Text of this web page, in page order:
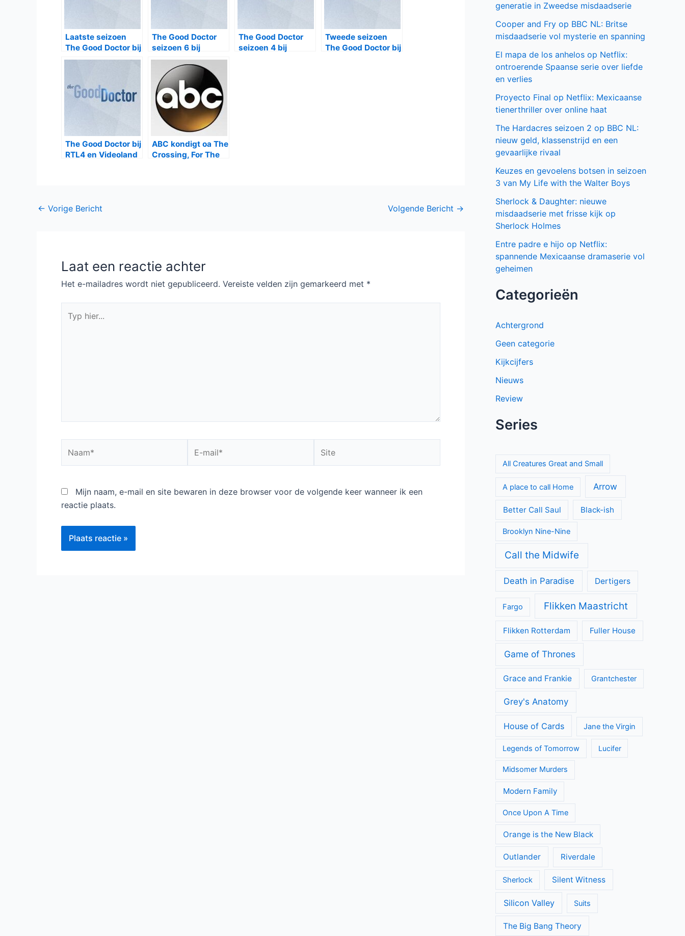
Laatste seizoen
The Good Doctor bij
Videoland
The Good Doctor
seizoen 6 bij
Videoland
The Good Doctor
seizoen 4 bij
Tweede seizoen
The Good Doctor bij
The Good Doctor bij
RTL4 en Videoland
ABC kondigt oa The
Crossing, For The
Bericht
← Vorige Bericht Volgende Bericht →
Laat een reactie achter
Het e-mailadres wordt niet gepubliceerd. Vereiste velden zijn gemarkeerd met *
hier...
mail*
Mijn naam, e-mail en site bewaren in deze browser voor de volgende keer wanneer ik een
reactie plaats.
generatie in Zweedse misdaadserie
Cooper and Fry op BBC NL: Britse
misdaadserie vol mysterie en spanning
El mapa de los anhelos op Netflix:
ontroerende Spaanse serie over liefde
en verlies
Proyecto Final op Netflix: Mexicaanse
tienerthriller over online haat
The Hardacres seizoen 2 op BBC NL:
nieuw geld, klassenstrijd en een
gevaarlijke rivaal
Keuzes en gevoelens botsen in seizoen
3 van My Life with the Walter Boys
Sherlock & Daughter: nieuwe
misdaadserie met frisse kijk op
Sherlock Holmes
Entre padre e hijo op Netflix:
spannende Mexicaanse dramaserie vol
geheimen
Categorieën
Achtergrond
Geen categorie
Kijkcijfers
Nieuws
Review
Series
All Creatures Great and Small
A place to call Home Arrow
Better Call Saul Black-ish
Brooklyn Nine-Nine
Call the Midwife
Death in Paradise Dertigers
Fargo Flikken Maastricht
Flikken Rotterdam Fuller House
Game of Thrones
Grace and Frankie Grantchester
Grey's Anatomy
House of Cards Jane the Virgin
Legends of Tomorrow Lucifer
Midsomer Murders
Modern Family
Once Upon A Time
Orange is the New Black
Outlander Riverdale
Sherlock Silent Witness
Silicon Valley Suits
The Big Bang Theory